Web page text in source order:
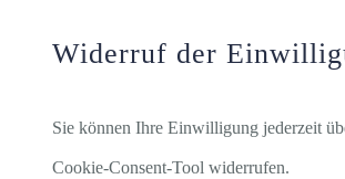
Widerruf der
Sie können Ihre Einwilligung jederzeit
Cookie-Consent-Tool widerrufen.